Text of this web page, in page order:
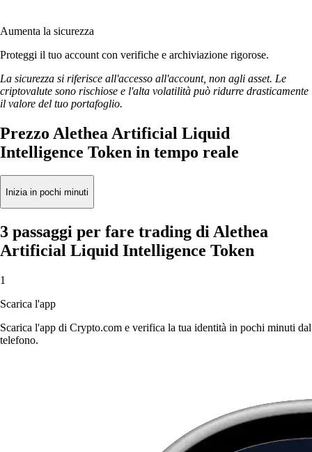
Aumenta la sicurezza
Proteggi il tuo account con verifiche e archiviazione rigorose.
La sicurezza si riferisce all'accesso all'account, non agli asset. Le
criptovalute sono rischiose e l'alta volatilità può ridurre drasticamente
il valore del tuo portafoglio.
Prezzo Alethea Artificial Liquid
Intelligence Token in tempo reale
Inizia in pochi minuti
3 passaggi per fare trading di Alethea
Artificial Liquid Intelligence Token
1
Scarica l'app
Scarica l'app di Crypto.com e verifica la tua identità in pochi minuti dal
telefono.